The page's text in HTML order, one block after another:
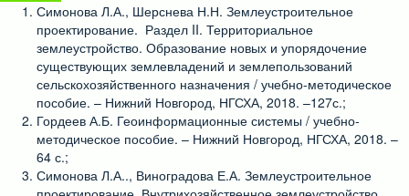
Симонова Л.А., Шерснева Н.Н. Землеустроительное
проектирование. Раздел II. Территориальное
землеустройство. Образование новых и упорядочение
существующих землевладений и землепользований
сельскохозяйственного назначения / учебно-методическое
пособие. – Нижний Новгород, НГСХА, 2018. –127с.;
Гордеев А.Б. Геоинформационные системы / учебно-
методическое пособие. – Нижний Новгород, НГСХА, 2018. –
64 с.;
Симонова Л.А.., Виноградова Е.А. Землеустроительное